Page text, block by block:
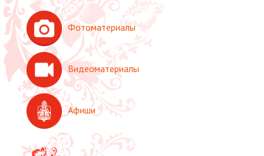
Фотоматериалы
Видеоматериалы
Афиши